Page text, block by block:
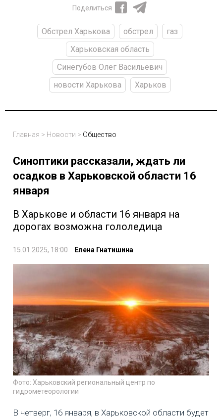
Поделиться
Обстрел Харькова обстрел
газ
Харьковская область
Синегубов Олег Васильевич
новости Харькова
Харьков
Главная > Новости > Общество
Синоптики рассказали, ждать ли
осадков в Харьковской области 16
января
В Харькове и области 16 января на
дорогах возможна гололедица
15.01.2025, 18:00 Елена Гнатишина
Фото: Харьковский региональный центр по
гидрометеорологии
В четверг, 16 января, в Харьковской области будет